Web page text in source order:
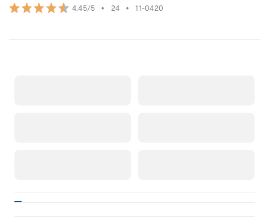
4.45/5 • 24 • 11-0420